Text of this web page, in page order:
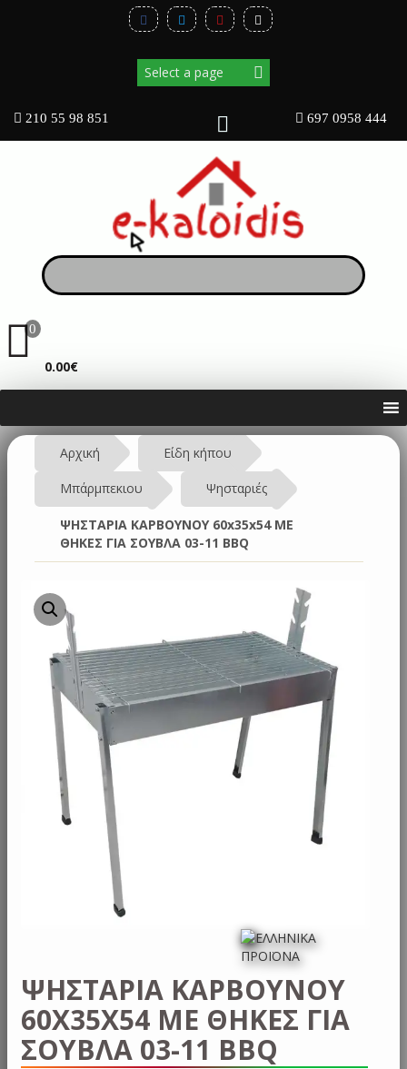
210 55 98 851 697 0958 444
0ΚΑΛΆΘΙ
0.00€
Αρχική Είδη κήπου
Μπάρμπεκιου Ψησταριές
ΨΗΣΤΑΡΙΑ ΚΑΡΒΟΥΝΟΥ 60x35x54 ΜΕ
ΘΗΚΕΣ ΓΙΑ ΣΟΥΒΛΑ 03-11 BBQ
ΨΗΣΤΑΡΙΑ ΚΑΡΒΟΥΝΟΥ
60X35X54 ΜΕ ΘΗΚΕΣ ΓΙΑ
ΣΟΥΒΛΑ 03-11 BBQ